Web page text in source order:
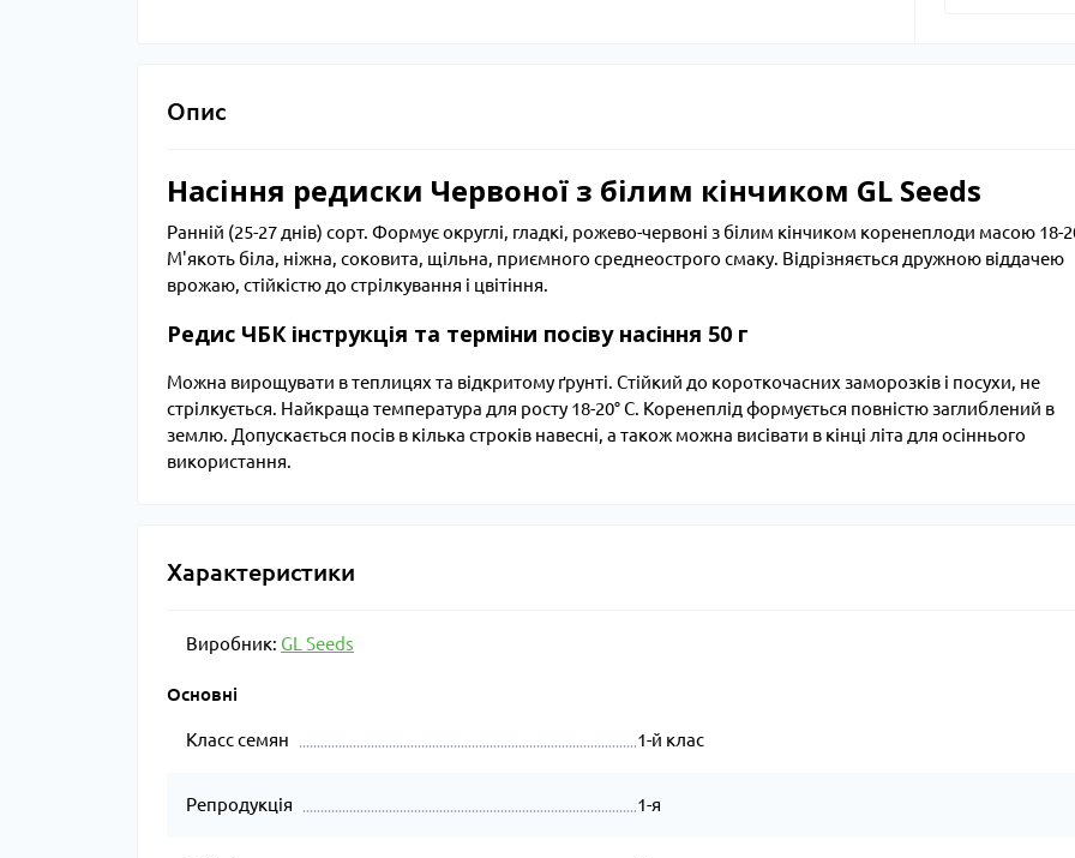
Опис
Насіння редиски Червоної з білим кінчиком GL Seeds
Ранній (25-27 днів) сорт. Формує округлі, гладкі, рожево-червоні з білим кінчиком коренеплоди масою 18-
М'якоть біла, ніжна, соковита, щільна, приємного среднеострого смаку. Відрізняється дружною віддачею
врожаю, стійкістю до стрілкування і цвітіння.
Редис ЧБК інструкція та терміни посіву насіння 50 г
Можна вирощувати в теплицях та відкритому ґрунті. Стійкий до короткочасних заморозків і посухи, не
стрілкується. Найкраща температура для росту 18-20° С. Коренеплід формується повністю заглиблений в
землю. Допускається посів в кілька строків навесні, а також можна висівати в кінці літа для осіннього
використання.
Характеристики
Виробник: GL Seeds
Основні
Класс семян 1-й клас
Репродукція 1-я